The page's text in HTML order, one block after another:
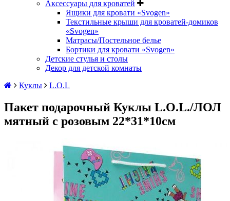
Аксессуары для кроватей
Ящики для кровати «Svogen»
Текстильные крыши для кроватей-домиков
«Svogen»
Матрасы/Постельное белье
Бортики для кровати «Svogen»
Детские стулья и столы
Декор для детской комнаты
Куклы
L.O.L
Пакет подарочный Куклы L.O.L./ЛОЛ
мятный с розовым 22*31*10см